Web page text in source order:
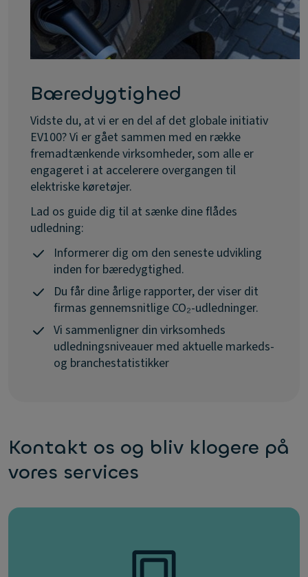
Bæredygtighed
Vidste du, at vi er en del af det globale initiativ
EV100? Vi er gået sammen med en række
fremadtænkende virksomheder, som alle er
engageret i at accelerere overgangen til
elektriske køretøjer.
Lad os guide dig til at sænke dine flådes
udledning:
Informerer dig om den seneste udvikling
inden for bæredygtighed.
Du får dine årlige rapporter, der viser dit
firmas gennemsnitlige CO₂-udledninger.
Vi sammenligner din virksomheds
udledningsniveauer med aktuelle markeds-
og branchestatistikker
Kontakt os og bliv klogere på
vores services